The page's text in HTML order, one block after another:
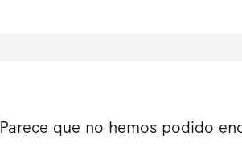
Parece que no hemos podido